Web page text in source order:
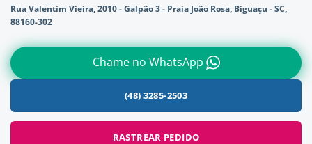
Rua Valentim Vieira, 2010 - Galpão 3 - Praia João Rosa, Biguaçu - SC,
88160-302
Chame no WhatsApp
(48) 3285-2503
RASTREAR PEDIDO